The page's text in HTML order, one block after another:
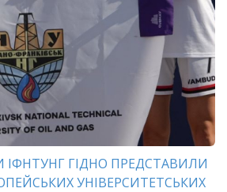
ІФНТУНГ ГІДНО ПРЕДСТАВИЛИ
УНІВЕРСИТЕТСЬКИХ